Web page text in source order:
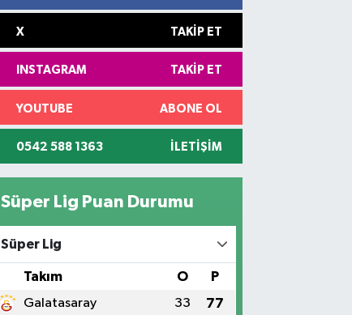
X TAKIP ET
INSTAGRAM TAKIP ET
YOUTUBE ABONE OL
0542 588 1363 İLETIŞIM
Süper Lig Puan Durumu
Süper Lig
Takım O P
Galatasaray 33 77